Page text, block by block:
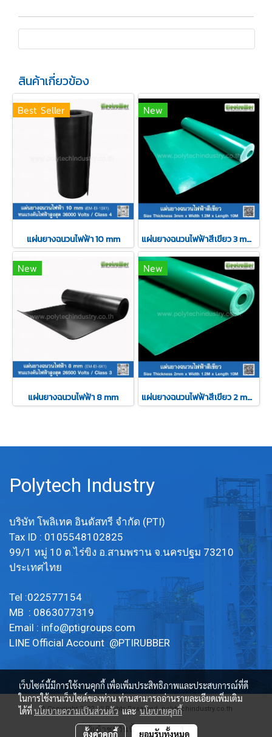
สินค้าเกี่ยวข้อง
Best Seller
แผ่นยางฉนวนไฟฟ้า 10 mm
New
แผ่นยางฉนวนไฟฟ้าสีเขียว 3 mm x 1.2 M
New
แผ่นยางฉนวนไฟฟ้า 8 mm
New
แผ่นยางฉนวนไฟฟ้าสีเขียว 2 mm x 1.2 M
Polytech Industry
บริษัท โพลิเทค อินดัสทรี จำกัด (PTI)
Tax ID : 0105548102825
99/1 หมู่ 10 ต.ไร่ขิง อ.สามพราน จ.นครปฐม 73210
ประเทศไทย
Tel :022577154
MB : 0863077319
Email : info@ptigroups.com
LINE Official Account @PTIRUBBER
© Copyright 2022 All Rights Reserved. polytechindustry.co.th
ผู้เข้าชมวันนี้
เว็บไซต์นี้มีการใช้งานคุกกี้ เพื่อเพิ่มประสิทธิภาพและประสบการณ์ที่ดี
ในการใช้งานเว็บไซต์ของท่าน ท่านสามารถอ่านรายละเอียดเพิ่มเติม
ได้ที่นโยบายความเป็นส่วนตัวและนโยบายคุกกี้
ตั้งค่าคุกกี้ ยอมรับทั้งหมด